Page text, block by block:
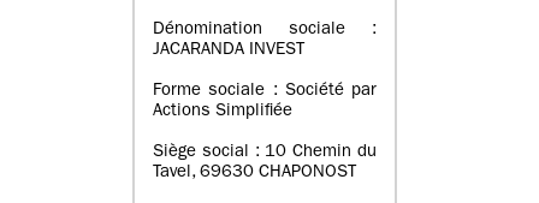
Dénomination sociale :
JACARANDA INVEST
Forme sociale : Société par
Actions Simplifiée
Siège social : 10 Chemin du
Tavel, 69630 CHAPONOST